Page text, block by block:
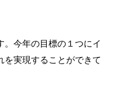
。今年の目標の１つにイ
を実現することができて